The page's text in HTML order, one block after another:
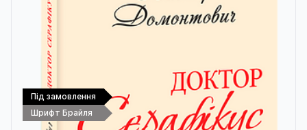
Шрифт Брайля
Під замовлення